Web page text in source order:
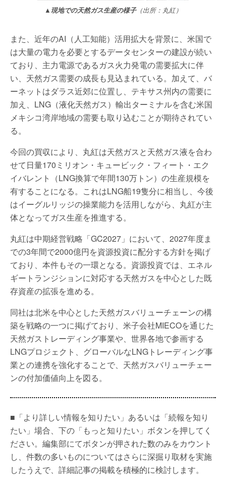
▲現地での天然ガス生産の様子（出所：丸紅）
また、近年のAI（人工知能）活用拡大を背景に、米国で
は大量の電力を必要とするデータセンターの建設が続い
ており、主力電源であるガス火力発電の需要拡大に伴
い、天然ガス需要の成長も見込まれている。加えて、バ
ーネットはダラス近郊に位置し、テキサス州内の需要に
加え、LNG（液化天然ガス）輸出ターミナルを含む米国
メキシコ湾岸地域の需要も取り込むことが期待されてい
る。
今回の買収により、丸紅は天然ガスと天然ガス液を合わ
せて日量170ミリオン・キュービック・フィート・エク
イバレント（LNG換算で年間130万トン）の生産規模を
有することになる。これはLNG船19隻分に相当し、今後
はイーグルリッジの操業能力を活用しながら、丸紅が主
体となってガス生産を推進する。
丸紅は中期経営戦略「GC2027」において、2027年度ま
での3年間で2000億円を資源投資に配分する方針を掲げ
ており、本件もその一環となる。資源投資では、エネル
ギートランジションに対応する天然ガスを中心とした既
存資産の拡張を進める。
同社は北米を中心とした天然ガスバリューチェーンの構
築を戦略の一つに掲げており、米子会社MIECOを通じた
天然ガストレーディング事業や、世界各地で参画する
LNGプロジェクト、グローバルなLNGトレーディング事
業との連携を強化することで、天然ガスバリューチェー
ンの付加価値向上を図る。
■「より詳しい情報を知りたい」あるいは「続報を知り
たい」場合、下の「もっと知りたい」ボタンを押してく
ださい。編集部にてボタンが押された数のみをカウント
し、件数の多いものについてはさらに深掘り取材を実施
したうえで、詳細記事の掲載を積極的に検討します。